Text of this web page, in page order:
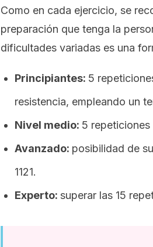
Como en cada ejercicio, se
preparación que tenga la
dificultades variadas es una
Principiantes: 5
resistencia, empleando un
Nivel medio: 5 repeticiones
Avanzado: posibilidad de
1121.
Experto: superar las 15